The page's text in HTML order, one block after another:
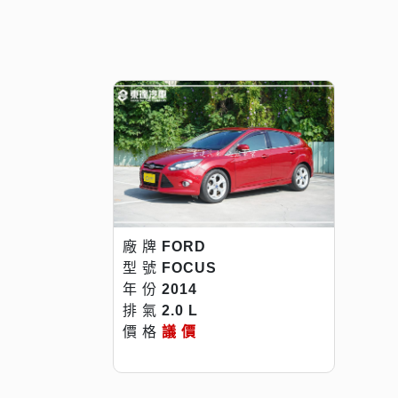
廠 牌 FORD
型 號 FOCUS
年 份 2014
排 氣 2.0 L
價 格 議 價